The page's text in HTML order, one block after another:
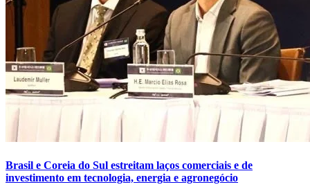
Brasil e Coreia do Sul estreitam laços comerciais e de
investimento em tecnologia, energia e agronegócio